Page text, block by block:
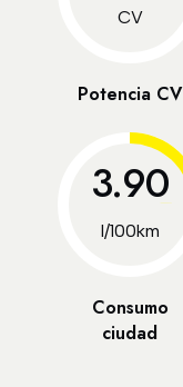
CV
Potencia CV
3.90
l/100km
Consumo
ciudad